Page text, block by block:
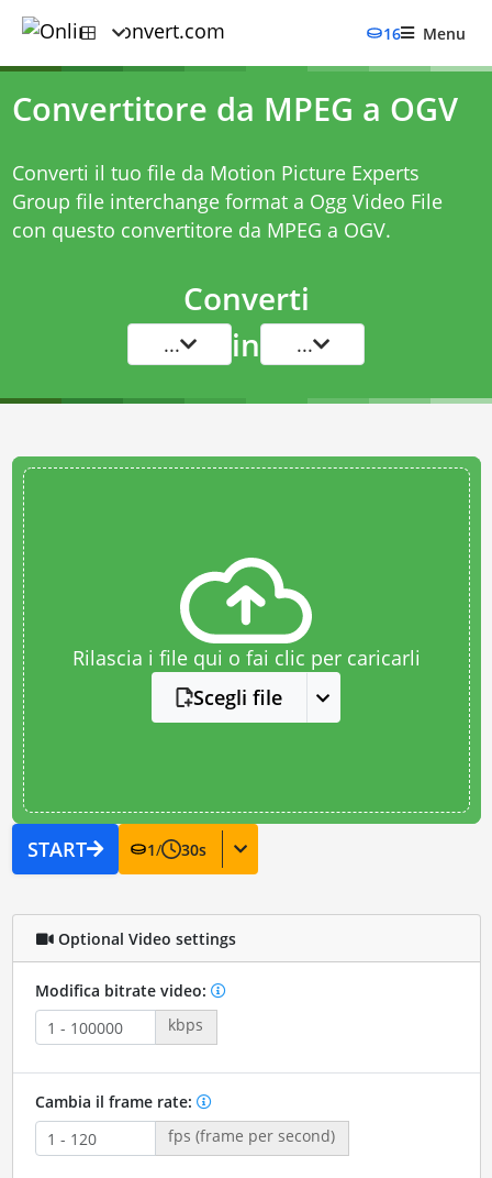
16 Menu
Convertitore da MPEG a OGV
Converti il tuo file da Motion Picture Experts
Group file interchange format a Ogg Video File
con questo convertitore da MPEG a OGV.
Converti
... in ...
Rilascia i file qui o fai clic per caricarli
Scegli file
START 1/ 30s
Optional Video settings
Modifica bitrate video:
kbps
Cambia il frame rate:
fps (frame per second)